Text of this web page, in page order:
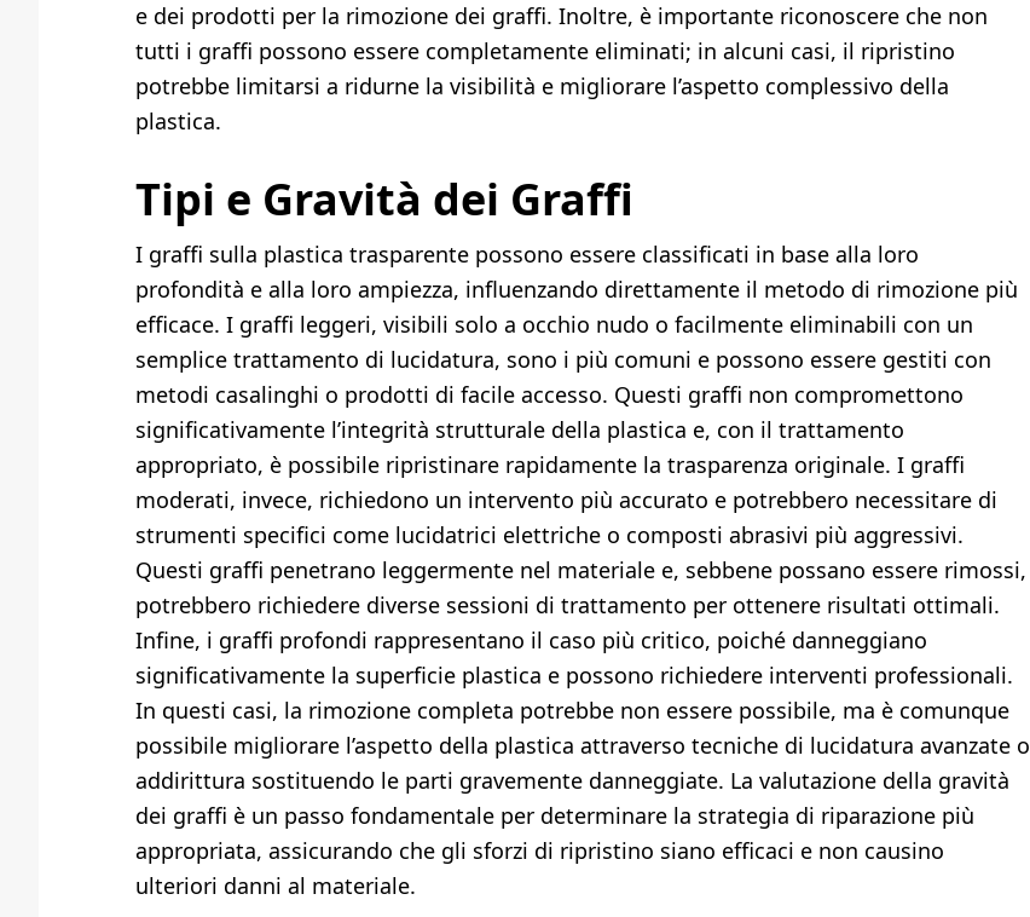
e dei prodotti per la rimozione dei graffi. Inoltre, è importante riconoscere che non
tutti i graffi possono essere completamente eliminati; in alcuni casi, il ripristino
potrebbe limitarsi a ridurne la visibilità e migliorare l’aspetto complessivo della
plastica.
Tipi e Gravità dei Graffi
I graffi sulla plastica trasparente possono essere classificati in base alla loro
profondità e alla loro ampiezza, influenzando direttamente il metodo di rimozione più
efficace. I graffi leggeri, visibili solo a occhio nudo o facilmente eliminabili con un
semplice trattamento di lucidatura, sono i più comuni e possono essere gestiti con
metodi casalinghi o prodotti di facile accesso. Questi graffi non compromettono
significativamente l’integrità strutturale della plastica e, con il trattamento
appropriato, è possibile ripristinare rapidamente la trasparenza originale. I graffi
moderati, invece, richiedono un intervento più accurato e potrebbero necessitare di
strumenti specifici come lucidatrici elettriche o composti abrasivi più aggressivi.
Questi graffi penetrano leggermente nel materiale e, sebbene possano essere rimossi,
potrebbero richiedere diverse sessioni di trattamento per ottenere risultati ottimali.
Infine, i graffi profondi rappresentano il caso più critico, poiché danneggiano
significativamente la superficie plastica e possono richiedere interventi professionali.
In questi casi, la rimozione completa potrebbe non essere possibile, ma è comunque
possibile migliorare l’aspetto della plastica attraverso tecniche di lucidatura avanzate o
addirittura sostituendo le parti gravemente danneggiate. La valutazione della gravità
dei graffi è un passo fondamentale per determinare la strategia di riparazione più
appropriata, assicurando che gli sforzi di ripristino siano efficaci e non causino
ulteriori danni al materiale.